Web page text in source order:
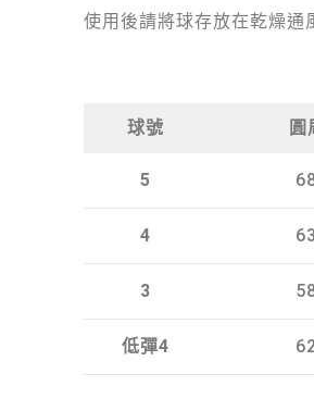
使用後請將球存放在乾燥通
球號
5
4
3
低彈4